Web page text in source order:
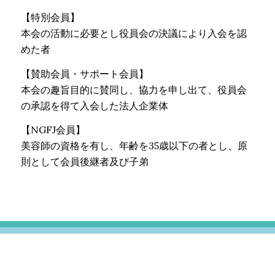
【特別会員】
本会の活動に必要とし役員会の決議により入会を認
めた者
【賛助会員・サポート会員】
本会の趣旨目的に賛同し、協力を申し出て、役員会
の承認を得て入会した法人企業体
【NGFJ会員】
美容師の資格を有し、年齢を35歳以下の者とし、原
則として会員後継者及び子弟